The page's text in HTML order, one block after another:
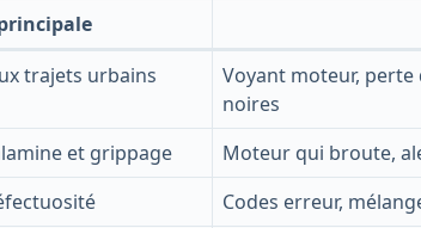
trajets urbains
Voyant moteur,
noires
et grippage Moteur qui broute,
Codes erreur,